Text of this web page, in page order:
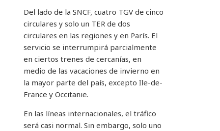
Del lado de la SNCF, cuatro TGV de cinco
circulares y solo un TER de dos
circulares en las regiones y en París. El
servicio se interrumpirá parcialmente
en ciertos trenes de cercanías, en
medio de las vacaciones de invierno en
la mayor parte del país, excepto Ile-de-
France y Occitanie.
En las líneas internacionales, el tráfico
será casi normal. Sin embargo, solo uno